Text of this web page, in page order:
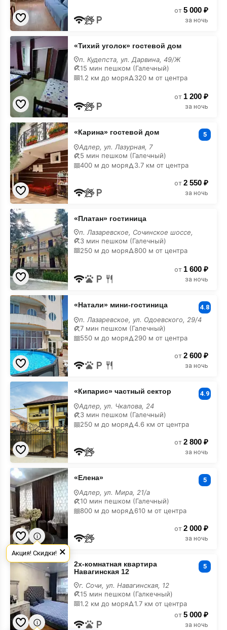
горах
от 5 000 ₽
за ночь
«Тихий
уголок»
гостевой
дом
в
горах
«Тихий уголок» гостевой дом
п. Кудепста, ул. Дарвина, 49/Ж
15 мин пешком (Галечный)
1.2 км до моря
320 м от центра
от 1 200 ₽
за ночь
«Карина»
гостевой
дом
в
горах
«Карина» гостевой дом 5
Адлер, ул. Лазурная, 7
5 мин пешком (Галечный)
400 м до моря
3.7 км от центра
от 2 550 ₽
за ночь
«Платан»
гостиница
в
горах
«Платан» гостиница
п. Лазаревское, Сочинское шоссе,
3 мин пешком (Галечный)
250 м до моря
800 м от центра
от 1 600 ₽
за ночь
«Натали»
мини-
гостиница
в
горах
«Натали» мини-гостиница 4.8
п. Лазаревское, ул. Одоевского, 29/4
7 мин пешком (Галечный)
550 м до моря
290 м от центра
от 2 600 ₽
за ночь
«Кипарис»
частный
сектор
в
горах
«Кипарис» частный сектор 4.9
Адлер, ул. Чкалова, 24
3 мин пешком (Галечный)
250 м до моря
4.6 км от центра
от 2 800 ₽
за ночь
«Елена»
в
горах
«Елена» 5
Адлер, ул. Мира, 21/а
10 мин пешком (Галечный)
800 м до моря
610 м от центра
от 2 000 ₽
за ночь
2х-
комнатная
Навагинская
12
в
горах
2х-комнатная квартира
Навагинская 12
5
г. Сочи, ул. Навагинская, 12
15 мин пешком (Галкечный)
1.2 км до моря
1.7 км от центра
от 5 000 ₽
за ночь
×
Акция! Скидки!